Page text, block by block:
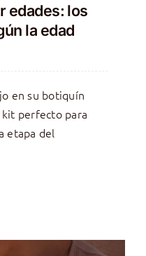
edades: los
la edad
en su botiquín
kit perfecto para
etapa del